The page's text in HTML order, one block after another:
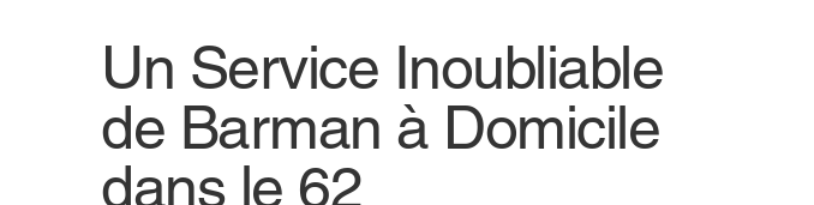
Un Service Inoubliable
de Barman à Domicile
dans le 62